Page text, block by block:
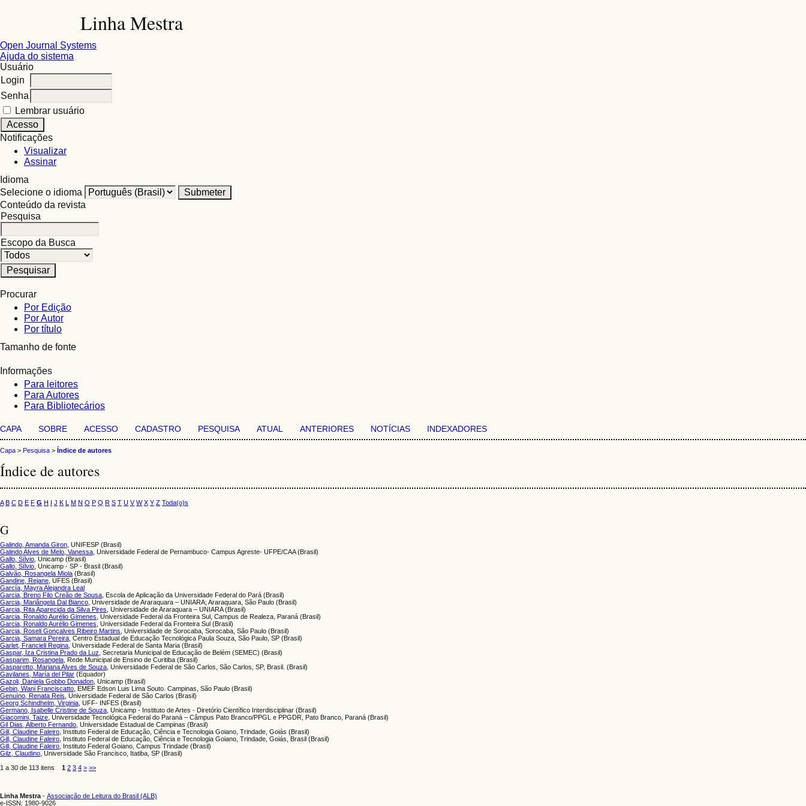
Linha Mestra
Open Journal Systems
Ajuda do sistema
Usuário
Login
Senha
Lembrar usuário
Notificações
Visualizar
Assinar
Idioma
Selecione o idioma
Conteúdo da revista
Pesquisa
Escopo da Busca
Procurar
Por Edição
Por Autor
Por título
Tamanho de fonte
Informações
Para leitores
Para Autores
Para Bibliotecários
CAPA SOBRE ACESSO CADASTRO PESQUISA ATUAL ANTERIORES NOTÍCIAS INDEXADORES
Capa > Pesquisa > Índice de autores
Índice de autores
A B C D E F G H I J K L M N O P Q R S T U V W X Y Z Toda(o)s
G
Galindo, Amanda Giron , UNIFESP (Brasil)
Galindo Alves de Melo, Vanessa , Universidade Federal de Pernambuco- Campus Agreste- UFPE/CAA (Brasil)
Gallo, Sílvio , Unicamp (Brasil)
Gallo, Sílvio , Unicamp - SP - Brasil (Brasil)
Galvão, Rosangela Miola (Brasil)
Gandine, Rejane , UFES (Brasil)
García, Mayra Alejandra Leal
Garcia, Breno Filo Creão de Sousa , Escola de Aplicação da Universidade Federal do Pará (Brasil)
Garcia, Mariângela Dal Bianco , Universidade de Araraquara – UNIARA; Araraquara, São Paulo (Brasil)
Garcia, Rita Aparecida da Silva Pires , Universidade de Araraquara – UNIARA (Brasil)
Garcia, Ronaldo Aurélio Gimenes , Universidade Federal da Fronteira Sul, Campus de Realeza, Paraná (Brasil)
Garcia, Ronaldo Aurélio Gimenes , Universidade Federal da Fronteira Sul (Brasil)
Garcia, Roseli Gonçalves Ribeiro Martins , Universidade de Sorocaba, Sorocaba, São Paulo (Brasil)
Garcia, Samara Pereira , Centro Estadual de Educação Tecnológica Paula Souza, São Paulo, SP (Brasil)
Garlet, Francieli Regina , Universidade Federal de Santa Maria (Brasil)
Gaspar, Iza Cristina Prado da Luz , Secretaria Municipal de Educação de Belém (SEMEC) (Brasil)
Gasparim, Rosangela , Rede Municipal de Ensino de Curitiba (Brasil)
Gasparotto, Mariana Alves de Souza , Universidade Federal de São Carlos, São Carlos, SP, Brasil. (Brasil)
Gavilanes, María del Pilar (Equador)
Gazoli, Daniela Gobbo Donadon , Unicamp (Brasil)
Gebin, Wani Franciscatto , EMEF Edson Luis Lima Souto. Campinas, São Paulo (Brasil)
Genuíno, Renata Reis , Universidade Federal de São Carlos (Brasil)
Georg Schindhelm, Virginia , UFF- INFES (Brasil)
Germano, Isabelle Cristine de Souza , Unicamp - Instituto de Artes - Diretório Científico Interdisciplinar (Brasil)
Giacomini, Taize , Universidade Tecnológica Federal do Paraná – Câmpus Pato Branco/PPGL e PPGDR, Pato Branco, Paraná (Brasil)
Gil Dias, Alberto Fernando , Universidade Estadual de Campinas (Brasil)
Gill, Claudine Faleiro , Instituto Federal de Educação, Ciência e Tecnologia Goiano, Trindade, Goiás (Brasil)
Gill, Claudine Faleiro , Instituto Federal de Educação, Ciência e Tecnologia Goiano, Trindade, Goiás, Brasil (Brasil)
Gill, Claudine Faleiro , Instituto Federal Goiano, Campus Trindade (Brasil)
Gilz, Claudino , Universidade São Francisco, Itatiba, SP (Brasil)
1 a 30 de 113 itens 1 2 3 4 > >>
Linha Mestra- Associação de Leitura do Brasil (ALB)
e-ISSN: 1980-9026